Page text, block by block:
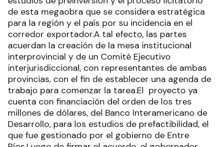
de esta megaobra que se considera estratégica
para la región y el país por su incidencia en el
corredor exportador.A tal efecto, las partes
acuerdan la creación de la mesa institucional
interprovincial y de un Comité Ejecutivo
interjurisdiccional, con representantes de ambas
provincias, con el fin de establecer una agenda de
trabajo para comenzar la tarea.El proyecto ya
cuenta con financiación del orden de los tres
millones de dólares, del Banco Interamericano de
Desarrollo, para los estudios de prefactibilidad, el
que fue gestionado por el gobierno de Entre